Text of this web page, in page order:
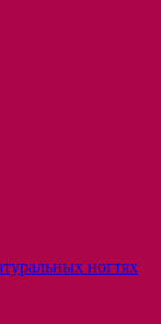
ногтях